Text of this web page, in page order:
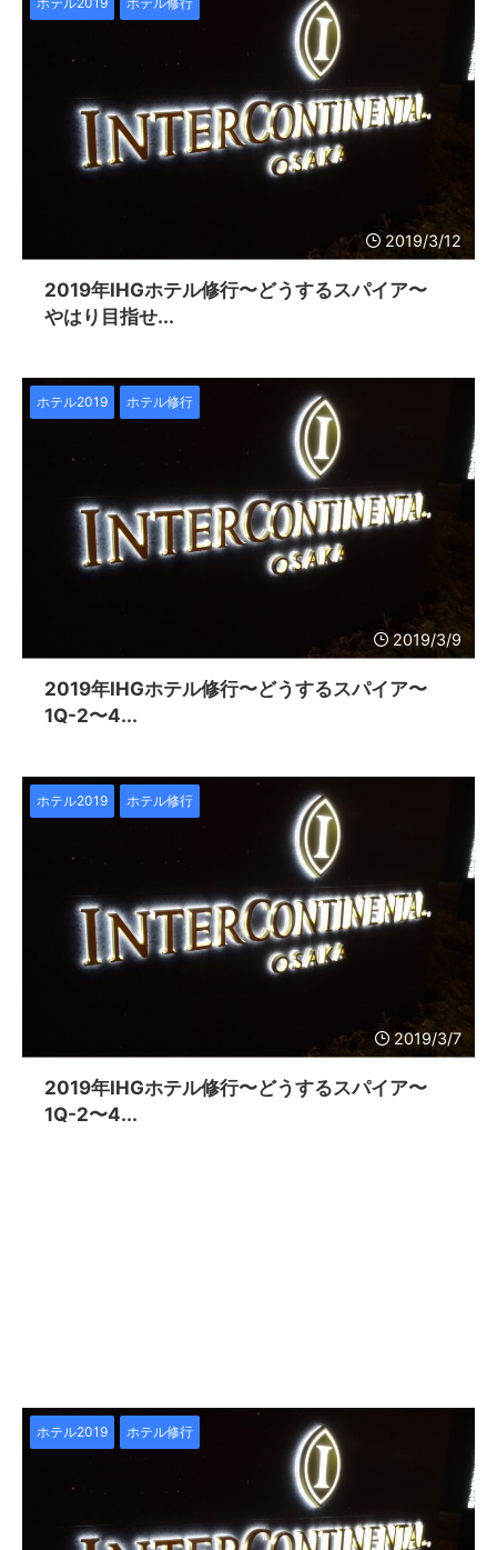
2019/3/12
2019年IHGホテル修行〜どうするスパイア〜
やはり目指せ...
2019/3/9
ホテル2019 ホテル修行
2019年IHGホテル修行〜どうするスパイア〜
1Q-2〜4...
2019/3/7
ホテル2019 ホテル修行
2019年IHGホテル修行〜どうするスパイア〜
1Q-2〜4...
ホテル2019 ホテル修行